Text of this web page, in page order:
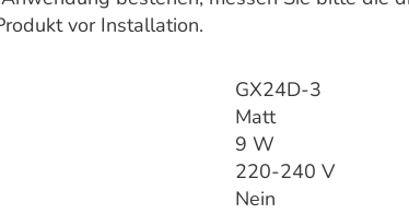
vor Installation.
GX24D-3
Matt
9 W
220-240 V
Nein